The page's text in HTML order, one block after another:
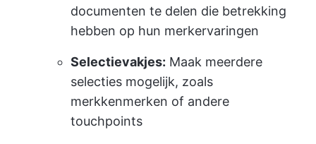
documenten te delen die betrekking
hebben op hun merkervaringen
Selectievakjes: Maak meerdere
selecties mogelijk, zoals
merkkenmerken of andere
touchpoints